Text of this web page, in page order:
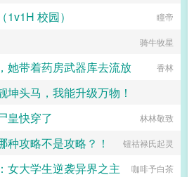
1v1H 校园） 瞳帝
骑牛牧星
她带着药房武器库去流放 香林
坤头马，我能升级万物！
好大一棵树啊
皇快穿了 林林敬致
种攻略不是攻略？！ 钮祜禄氏起灵
女大学生逆袭异界之主 咖啡予白茶